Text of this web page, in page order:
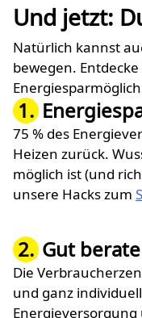
Und jetzt:
Natürlich kannst
bewegen.
1.
75 % des
Heizen zurück.
möglich ist (und
unsere Hacks zum
2. Gut
Die
und ganz